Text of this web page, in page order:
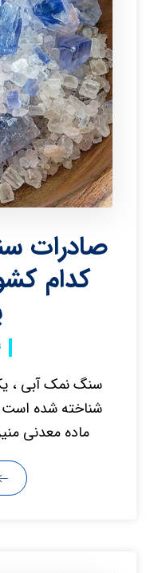
صادرات
کدام
سنگ نمک آبی ،
شناخته شده
ماده معدنی